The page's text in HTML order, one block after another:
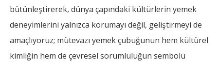
bütünleştirerek, dünya çapındaki kültürlerin yemek
deneyimlerini yalnızca korumayı değil, geliştirmeyi de
amaçlıyoruz; mütevazı yemek çubuğunun hem kültürel
kimliğin hem de çevresel sorumluluğun sembolü